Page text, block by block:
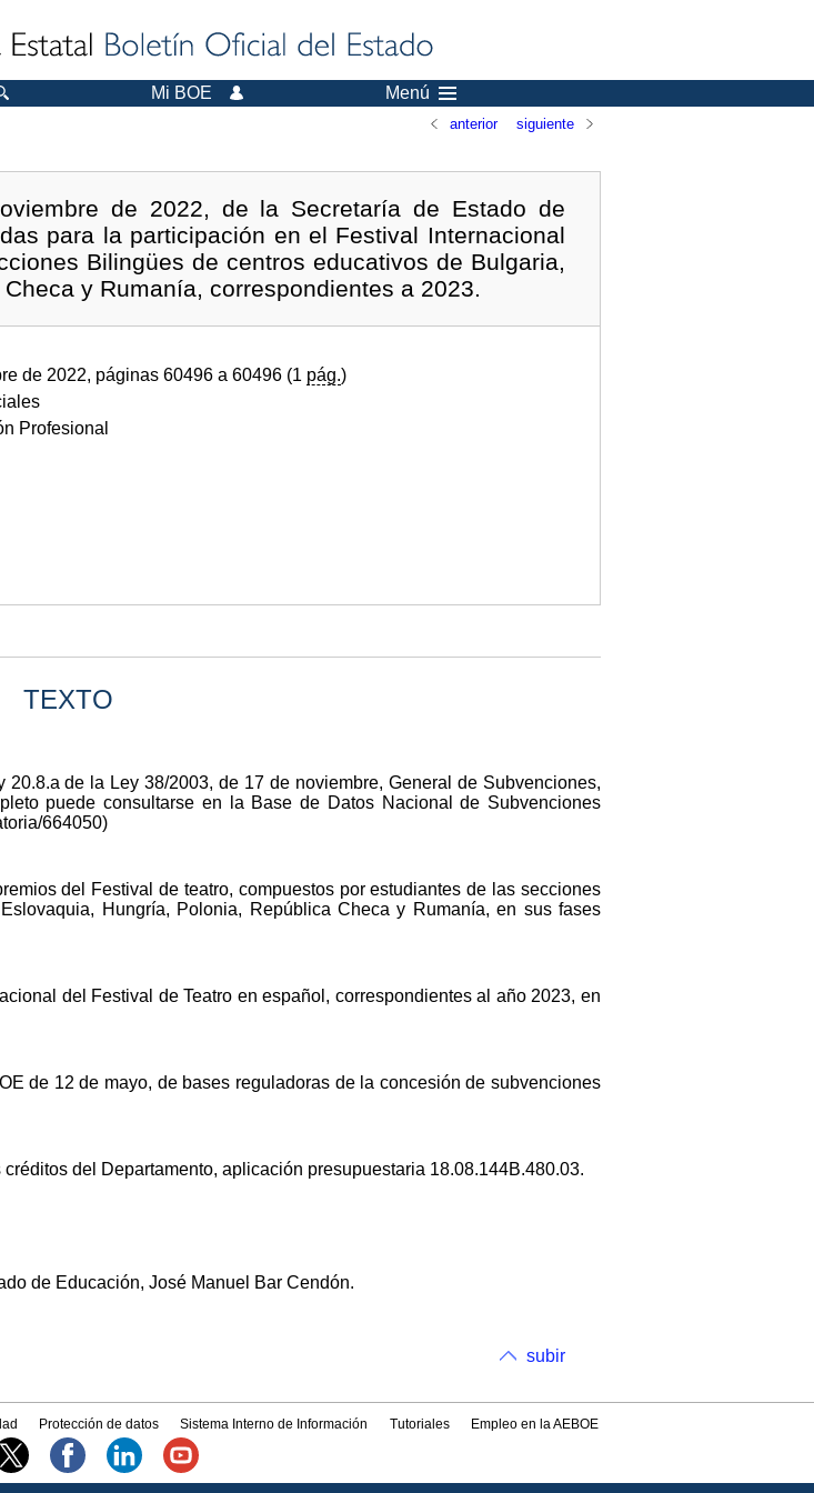
Mi BOE Menú
anterior siguiente
de 2022, de la Secretaría de Estado de
para la participación en el Festival Internacional
Bilingües de centros educativos de Bulgaria,
y Rumanía, correspondientes a 2023.
de 2022, páginas 60496 a 60496 (1 pág.)
Profesional
TEXTO
de la Ley 38/2003, de 17 de noviembre, General de Subvenciones,
puede consultarse en la Base de Datos Nacional de Subvenciones
664050)
del Festival de teatro, compuestos por estudiantes de las secciones
Hungría, Polonia, República Checa y Rumanía, en sus fases
del Festival de Teatro en español, correspondientes al año 2023, en
de 12 de mayo, de bases reguladoras de la concesión de subvenciones
del Departamento, aplicación presupuestaria 18.08.144B.480.03.
de Educación, José Manuel Bar Cendón.
subir
Protección de datos Sistema Interno de Información Tutoriales Empleo en la AEBOE